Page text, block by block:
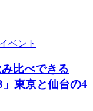
イベント
み比べできる
」東京と仙台の4